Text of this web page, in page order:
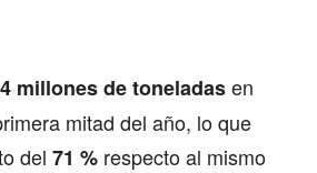
millones de toneladasen
mitad del año, lo que
del 71 % respecto al mismo